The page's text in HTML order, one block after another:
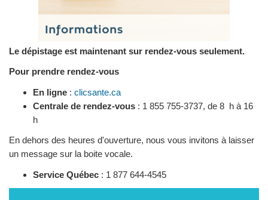
Le dépistage est maintenant sur rendez-vous seulement.
Pour prendre rendez-vous
En ligne : clicsante.ca
Centrale de rendez-vous : 1 855 755-3737, de 8 h à 16
h
En dehors des heures d'ouverture, nous vous invitons à laisser
un message sur la boite vocale.
Service Québec : 1 877 644-4545